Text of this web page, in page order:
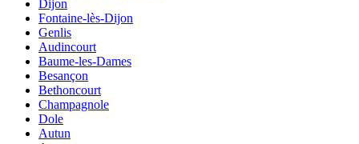
Dijon
Fontaine-lès-Dijon
Genlis
Audincourt
Baume-les-Dames
Besançon
Bethoncourt
Champagnole
Dole
Autun